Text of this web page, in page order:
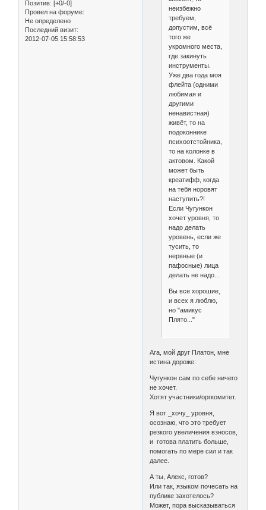
Позитив: [+0/-0]
Провел на форуме:
Не определено
Последний визит:
2012-07-05 15:58:53
неизбежно
требуем,
допустим, всё
того же
укромного места,
где закинуть
инструменты.
Уже два года моя
флейта (одними
любимая и
другими
ненавистная)
живёт, то на
подоконнике
психоотстойника,
то на колонке в
актовом. Какой
может быть
креатифф, когда
на тебя норовят
наступить?!
Если Чугункон
хочет уровня, то
надо делать
уровень, если же
тусить, то
нервные (и
пафосные) лица
делать не надо...
Вы все хорошие,
и всех я люблю,
но "амикус
Плято..."
Ага, мой друг Платон, мне
истина дороже:
Чугункон сам по себе ничего
не хочет.
Хотят участники/оргкомитет.
Я вот _хочу_ уровня,
осознаю, что это требует
резкого увеличения взносов,
и готова платить больше,
помогать по мере сил и так
далее.
А ты, Алекс, готов?
Или так, языком почесать на
публике захотелось?
Может, пора высказываться